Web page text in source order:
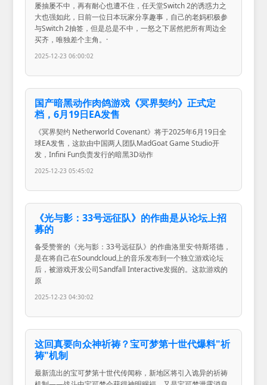
屡抽屡不中，再有耐心也遭不住，任天堂Switch 2的诱惑力之
大也强如此，日前一位日本玩家分享趣事，自己的老妈积极参
与Switch 2抽签，但是总是不中，一怒之下居然把所有周边全
买齐，唯独差个主角。·
2025-12-23 06:00:02
国产暗黑动作肉鸽游戏《冥界契约》正式定
档，6月19日EA发售
《冥界契约 Netherworld Covenant》将于2025年6月19日全
球EA发售，这款由中国两人团队MadGoat Game Studio开
发，Infini Fun负责发行的暗黑3D动作
2025-12-23 05:45:02
《光与影：33号远征队》的作曲是从论坛上招
募的
备受赞誉的《光与影：33号远征队》的作曲洛里安·特斯塔德，
是在将自己在Soundcloud上的音乐发布到一个独立游戏论坛
后，被游戏开发公司Sandfall Interactive发掘的。这款游戏的
原
2025-12-23 04:30:02
这回真要向众神祈祷？宝可梦第十世代爆料"祈
祷"机制
最新流出的宝可梦第十世代传闻称，新地区将引入诡异的祈祷